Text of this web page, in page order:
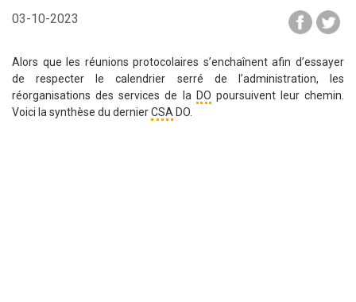
03-10-2023
Alors que les réunions protocolaires s’enchaînent afin d’essayer
de respecter le calendrier serré de l’administration, les
réorganisations des services de la DO poursuivent leur chemin.
Voici la synthèse du dernierCSA DO.